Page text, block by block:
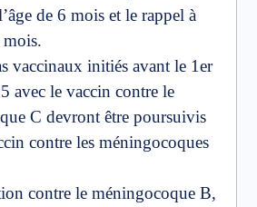
de 6 mois et le rappel à
mois.
vaccinaux initiés avant le 1er
avec le vaccin contre le
C devront être poursuivis
contre les méningocoques
contre le méningocoque B,